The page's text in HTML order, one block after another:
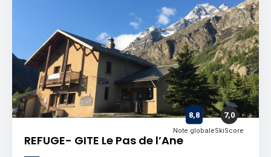
REFUGE- GITE Le Pas de l’Ane
8,8
Note globale
7,0
SkiScore